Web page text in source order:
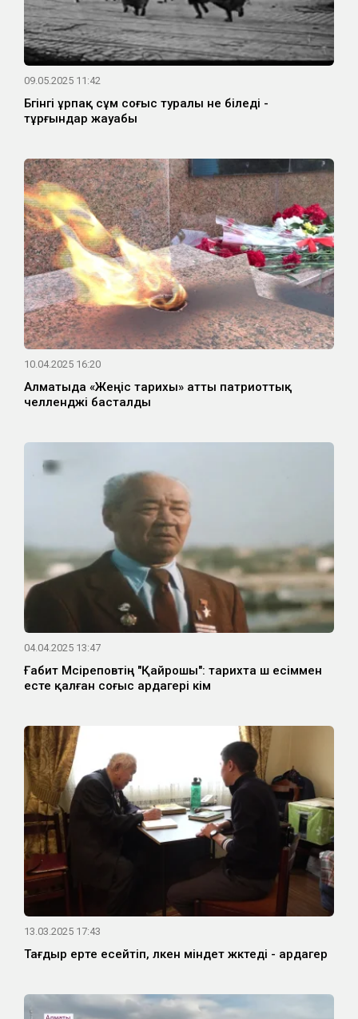
09.05.2025 11:42
Бүгінгі ұрпақ сұм соғыс туралы не біледі -
тұрғындар жауабы
10.04.2025 16:20
Алматыда «Жеңіс тарихы» атты патриоттық
челленджі басталды
04.04.2025 13:47
Ғабит Мүсіреповтің "Қайрошы": тарихта үш есіммен
есте қалған соғыс ардагері кім
13.03.2025 17:43
Тағдыр ерте есейтіп, үлкен міндет жүктеді - ардагер